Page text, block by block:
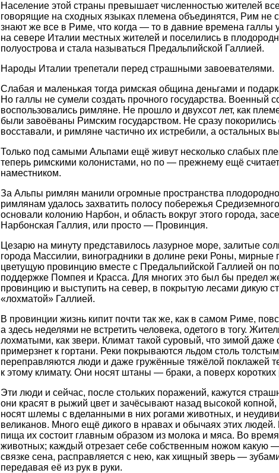
Население этой страны превышает численностью жителей
говорящие на сходных языках племена объединятся, Рим не
знают же все в Риме, что когда — то в давние времена
на севере Италии местных жителей и поселились в
полуострова и стала называться Предальпийской Галлией.
Народы Италии трепетали перед страшными завоевателями.
Слабая и маленькая тогда римская община деньгами и
Но галлы не сумели создать прочного государства. Военный
воспользовались римляне. Не прошло и двухсот лет, как
были завоёваны Римским государством. Не сразу
восставали, и римляне частично их истребили, а остальных
Только под самыми Альпами ещё живут несколько слабых
теперь римскими колонистами, но по — прежнему ещё
наместником.
За Альпы римлян манили огромные пространства
римлянам удалось захватить полосу побережья
основали колонию Нарбон, и область вокруг этого города,
Нарбонская Галлия, или просто — Провинция.
Цезарю на минуту представилось лазурное море, залитые
города Массилии, виноградники в долине реки Роны,
цветущую провинцию вместе с Предальпийской Галлией он
поддержке Помпея и Красса. Для многих это был бы предел
провинцию и выступить на север, в покрытую лесами дикую
«лохматой» Галлией.
В провинции жизнь кипит почти так же, как в самом Риме,
а здесь неделями не встретить человека, одетого в тогу.
лохматыми, как звери. Климат такой суровый, что зимой даже
примерзнет к гортани. Реки покрываются льдом столь
переправляются люди и даже гружённые тяжёлой поклажей
к этому климату. Они носят штаны — браки, а поверх
Эти люди и сейчас, после стольких поражений, кажутся
они красят в рыжий цвет и зачёсывают назад высокой
носят шлемы с вделанными в них рогами животных, и
великанов. Много ещё дикого в нравах и обычаях этих
пища их состоит главным образом из молока и мяса. Во
животных; каждый отрезает себе собственным ножом какую
связке сена, расправляется с нею, как хищный зверь —
передавая её из рук в руки.